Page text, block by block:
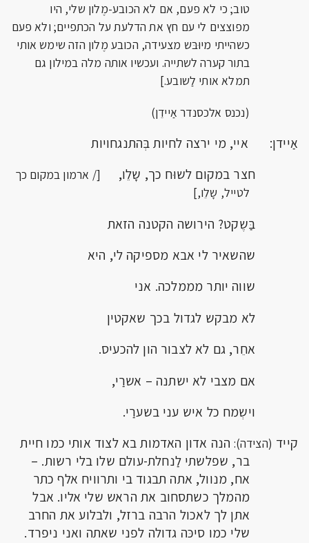
טוב; כי לא פעם, אם לא הכובע-מֶלון שלי, היו
מפוצצים לי עם חץ את הדלעת על הכתפיים; ולא פעם
כשהייתי מיוּבּש מצעידה, הכובע מֶלון הזה שימש אותי
בתור קערה לשתייה. ועכשיו אותה מלה במילון גם
תמלא אותי לַשובע.]
(נכנס אלכסנדר אַיידֵן)
אַיידן: איי, מי ירצה לחיות בְּהתנגחויות
חצר במקום לשוּח כך, שָלֵו,
[/ ארמון במקום כך
לטייל, שָלֵו,]
בַּשֶקט? הירושה הקטנה הזאת
שהשאיר לי אבא מספיקה לי, היא
שווה יותר מממלכה. אני
לא מבקש לגדול בכך שאקטין
אחֵר, גם לא לצבור הון להכעיס.
אם מצבי לא ישתנה – אשרַי,
וישְמח כל איש עני בשערַי.
קייד (הצידה): הנה אדון האדמות בא לצוד אותי כמו חיית
בר, שפלשתי לַנחלת-עולם שלו בלי רשות. –
אח, מנוול, אתה תבגוד בי ותרוויח אלף כתר
מהמלך כשתסחוב את הראש שלי אליו. אבל
אתן לך לאכול הרבה ברזל, ולבלוע את החרב
שלי כמו סיכּה גדולה לפני שאתה ואני ניפרד.